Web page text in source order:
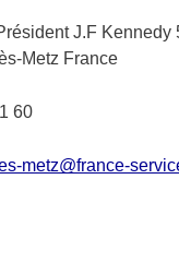
J.F Kennedy
Metz France
60
metz@france-